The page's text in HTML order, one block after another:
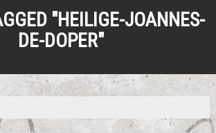
"HEILIGE-JOANNES-
DE-DOPER"